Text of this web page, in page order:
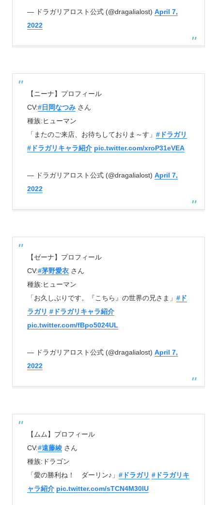
— ドラガリアロスト公式 (@dragalialost) April 7,
2022
【ニーナ】プロフィール
CV:#日岡なつみさん
種族:ヒューマン
「またのご来店、お待ちしておりま～す」 #ドラガリ
#ドラガリキャラ紹介 pic.twitter.com/xroP31eVEA
— ドラガリアロスト公式 (@dragalialost) April 7,
2022
【ゼーナ】プロフィール
CV:#茅野愛衣さん
種族:ヒューマン
「お久しぶりです。『こちら』の世界の兄さま」 #ド
ラガリ #ドラガリキャラ紹介
pic.twitter.com/fBpo5024UL
— ドラガリアロスト公式 (@dragalialost) April 7,
2022
【ムム】プロフィール
CV:#遠藤綾さん
種族:ドラゴン
「愛の勝利ね！ ダーリン♪」 #ドラガリ #ドラガリキ
ャラ紹介 pic.twitter.com/sTCN4M30lU